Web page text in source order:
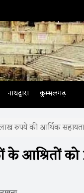
नाथद्वारा कुम्भलगढ़
रुपये की आर्थिक सहायता
के आश्रितों